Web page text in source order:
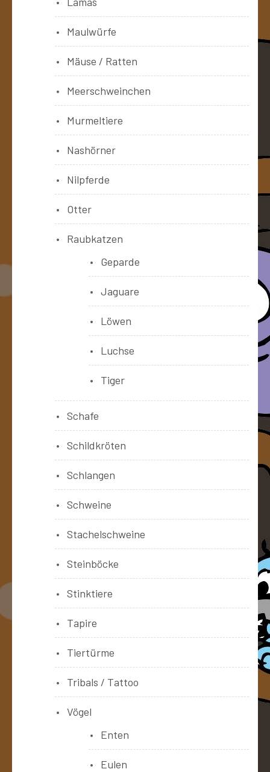
Maulwürfe
Mäuse / Ratten
Meerschweinchen
Murmeltiere
Nashörner
Nilpferde
Otter
Raubkatzen
Geparde
Jaguare
Löwen
Luchse
Tiger
Schafe
Schildkröten
Schlangen
Schweine
Stachelschweine
Steinböcke
Stinktiere
Tapire
Tiertürme
Tribals / Tattoo
Vögel
Enten
Eulen